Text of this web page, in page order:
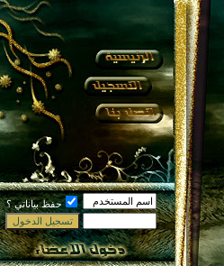
حفظ بياناتي ؟